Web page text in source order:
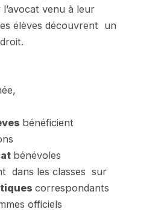
venu à leur
élèves découvrent un
bénéficient
bénévoles
dans les classes sur
correspondants
officiels